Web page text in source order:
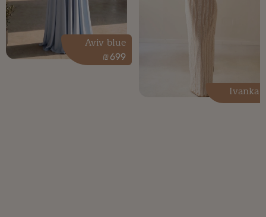
Ivanka
699
₪
Aviv blue